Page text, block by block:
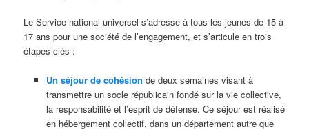
Le Service national universel s’adresse à tous les jeunes de 15 à
17 ans pour une société de l’engagement, et s’articule en trois
étapes clés :
Un séjour de cohésion de deux semaines visant à
transmettre un socle républicain fondé sur la vie collective,
la responsabilité et l’esprit de défense. Ce séjour est réalisé
en hébergement collectif, dans un département autre que